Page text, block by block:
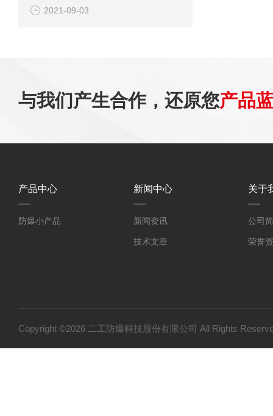
2021-09-03
与我们产生合作，还原您产品
产品中心
防爆小产品
新闻中心
新闻资讯
技术文章
关于
公司
荣誉
Copyright ©2026 二工防爆科技股份有限公司 All Rights